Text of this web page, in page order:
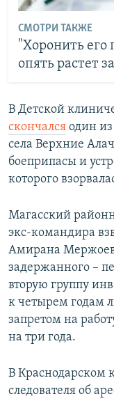
СМОТРИ ТАКЖЕ
"Хоронить
опять растет
В Детской
скончался один
села Верхние
боеприпасы и
которого
Магасский
экс-командира
Амирана
задержанного –
вторую группу
к четырем годам
запретом на
на три года.
В Краснодарском
следователя об